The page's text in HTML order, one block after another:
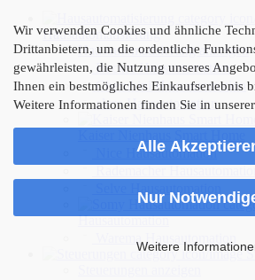
Wir verwenden Cookies und ähnliche
Drittanbietern, um die ordentliche
gewährleisten, die Nutzung unseres
Ihnen ein bestmögliches Einkaufserlebnis
Weitere Informationen finden Sie in unserer
Alle
Nur
Weitere
Hausautomatisierung
Hausautomatisierung anzeigen
Becker Hausautomation
Cherubini Hausautomation
elero Hausautomation
Nice Hausautomation
Hausautomation